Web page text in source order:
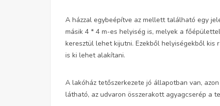
A házzal egybeépítve az mellett található egy
másik 4 * 4 m-es helyiség is, melyek a
keresztül lehet kijutni. Ezekből helyiségekből kis
is ki lehet alakítani.
A lakóház tetőszerkezete jó állapotban van,
látható, az udvaron összerakott agyagcserép a